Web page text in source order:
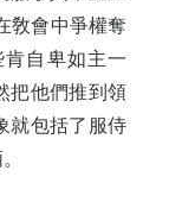
敎會中爭權奪
自卑如主一
把他們推到領
就包括了服侍